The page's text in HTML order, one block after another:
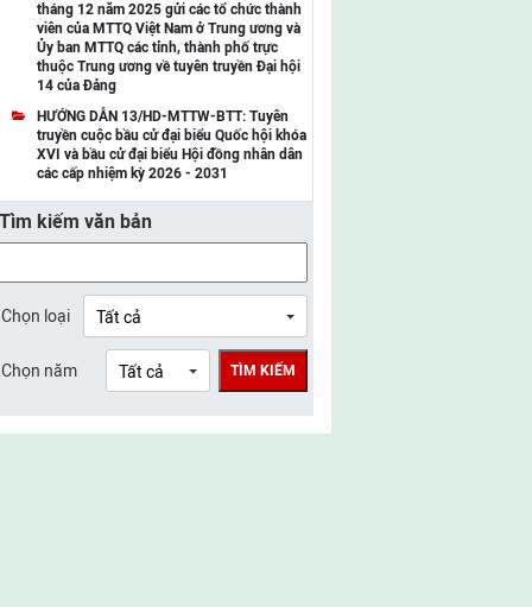
UBMTTQ Việt Nam tỉnh Lạng Sơn
UBMTTQ Việt Nam tỉnh Lai Châu
UBMTTQ Việt Nam tỉnh Điện Biên
UBMTTQ Việt Nam tỉnh Sơn La
UBMTTQ Việt Nam tỉnh Thanh Hóa
UBMTTQ Việt Nam tỉnh Nghệ An
UBMTTQ Việt Nam tỉnh Lào Cai
UBMTTQ Việt Nam tỉnh Thái Nguyên
tháng 12 năm 2025 gửi các tổ chức thành
viên của MTTQ Việt Nam ở Trung ương và
Ủy ban MTTQ các tỉnh, thành phố trực
thuộc Trung ương về tuyên truyền Đại hội
14 của Đảng
HƯỚNG DẪN 13/HD-MTTW-BTT: Tuyên
truyền cuộc bầu cử đại biểu Quốc hội khóa
XVI và bầu cử đại biểu Hội đồng nhân dân
các cấp nhiệm kỳ 2026 - 2031
Tìm kiếm văn bản
Chọn loại
Chọn năm TÌM KIẾM